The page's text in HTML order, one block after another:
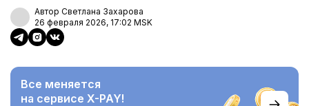
Автор Светлана Захарова
26 февраля 2026, 17:02 MSK
Все меняется
на сервисе X-PAY!